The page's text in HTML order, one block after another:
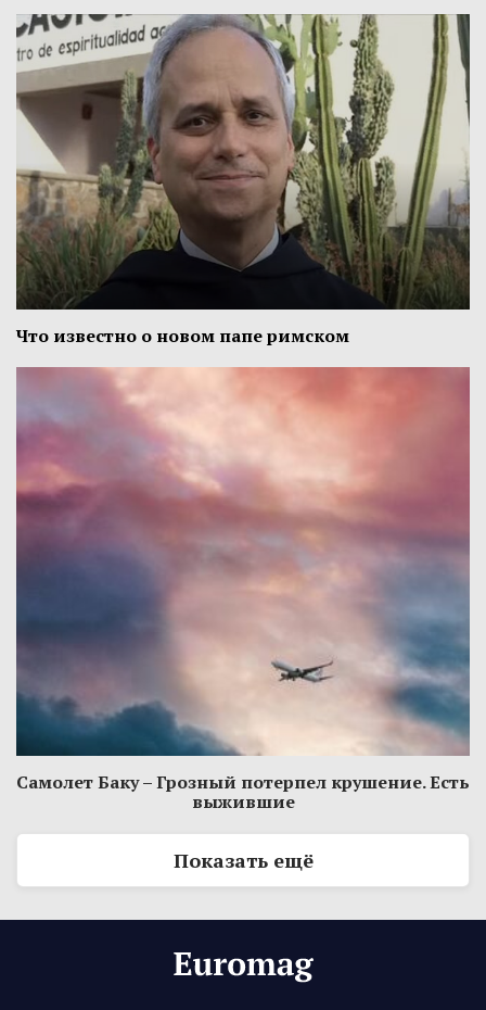
Что известно о новом папе римском
Самолет Баку – Грозный потерпел крушение. Есть
выжившие
Показать ещё